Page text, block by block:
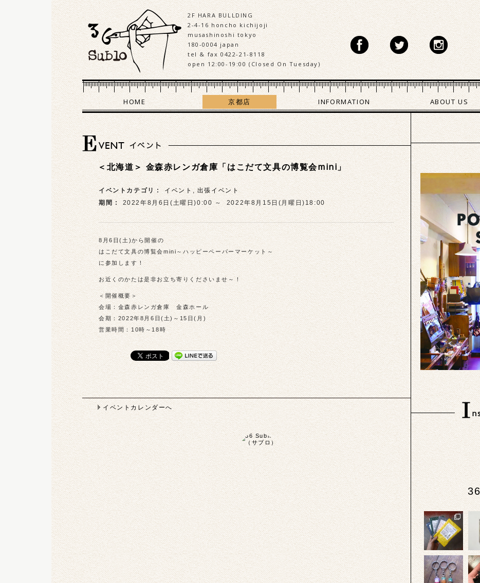
2F HARA BULLDING
2-4-16 honcho kichijoji
musashinoshi tokyo
180-0004 japan
tel & fax 0422-21-8118
open 12:00-19:00 (Closed On Tuesday)
HOME 京都店 INFORMATION ABOUT US
＜北海道＞ 金森赤レンガ倉庫「はこだて文具の博覧会mini」
イベントカテゴリ : イベント,出張イベント
期間 : 2022年8月6日(土曜日)0:00 ～2022年8月15日(月曜日)18:00
8月6日(土)から開催の
はこだて文具の博覧会mini～ハッピーペーパーマーケット～
に参加します！
お近くのかたは是非お立ち寄りくださいませ～！
＜開催概要＞
会場：金森赤レンガ倉庫 金森ホール
会期：2022年8月6日(土)～15日(月)
営業時間：10時～18時
イベントカレンダーへ